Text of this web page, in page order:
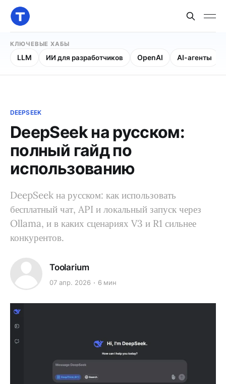
КЛЮЧЕВЫЕ ХАБЫ
LLM ИИ для разработчиков OpenAI AI-агенты
DEEPSEEK
DeepSeek на русском:
полный гайд по
использованию
DeepSeek на русском: как использовать
бесплатный чат, API и локальный запуск через
Ollama, и в каких сценариях V3 и R1 сильнее
конкурентов.
Toolarium
07 апр. 2026 6 мин